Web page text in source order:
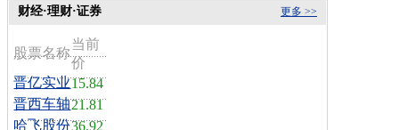
更多 >>
财经·理财·证券
股票名称
当前
价
晋亿实业15.84
晋西车轴21.81
哈飞股份36.92